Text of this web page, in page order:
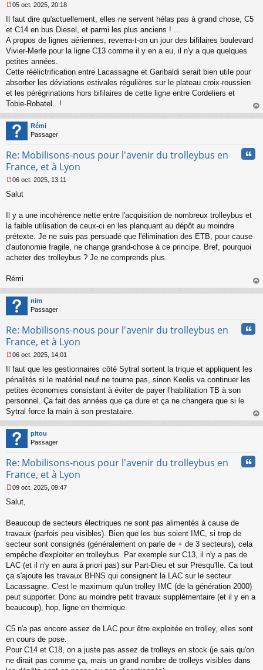
u
e
s
s
a
g
e
n
o
n
u
05 oct. 2025, 20:18
Il faut dire qu'actuellement, elles ne servent hélas pas à grand chose, C5
et C14 en bus Diesel, et parmi les plus anciens ! ...
A propos de lignes aériennes, reverra-t-on un jour des bifilaires boulevard
Vivier-Merle pour la ligne C13 comme il y en a eu, il n'y a que quelques
petites années.
Cette réélictrification entre Lacassagne et Garibaldi serait bien utile pour
absorber les déviations estivales régulières sur le plateau croix-roussien
et les pérégrinations hors bifilaires de cette ligne entre Cordeliers et
Tobie-Robatel.. !
au
Rémi
Passager
Re: Mobilisons-nous pour l'avenir du trolleybus en
France, et à Lyon
e
s
a
g
e
n
o
l
u
06 oct. 2025, 13:11
Salut
Il y a une incohérence nette entre l'acquisition de nombreux trolleybus et
la faible utilisation de ceux-ci en les planquant au dépôt au moindre
prétexte. Je ne suis pas persuadé que l'élimination des ETB, pour cause
d'autonomie fragile, ne change grand-chose à ce principe. Bref, pourquoi
acheter des trolleybus ? Je ne comprends plus.
Rémi
au
nim
Passager
Re: Mobilisons-nous pour l'avenir du trolleybus en
France, et à Lyon
e
s
s
g
e
n
o
n
l
06 oct. 2025, 14:01
Il faut que les gestionnaires côté Sytral sortent la trique et appliquent les
pénalités si le matériel neuf ne tourne pas, sinon Keolis va continuer les
petites économies consistant à éviter de payer l’habilitation TB à son
personnel. Ça fait des années que ça dure et ça ne changera que si le
Sytral force la main à son prestataire.
au
pitou
Passager
Re: Mobilisons-nous pour l'avenir du trolleybus en
France, et à Lyon
e
s
g
e
n
o
n
u
09 oct. 2025, 09:47
Salut,
Beaucoup de secteurs électriques ne sont pas alimentés à cause de
travaux (parfois peu visibles). Bien que les bus soient IMC, si trop de
secteur sont consignés (généralement on parle de + de 3 secteurs), cela
empêche d'exploiter en trolleybus. Par exemple sur C13, il n'y a pas de
LAC (et il n'y en aura à priori pas) sur Part-Dieu et sur Presqu'Ile. Ca tout
ça s'ajoute les travaux BHNS qui consignent la LAC sur le secteur
Lacassagne. C'est le maximum qu'un trolley IMC (de la génération 2000)
peut supporter. Donc au moindre petit travaux supplémentaire (et il y en a
beaucoup), hop, ligne en thermique.
C5 n'a pas encore assez de LAC pour être exploitée en trolley, elles sont
en cours de pose.
Pour C14 et C18, on a juste pas assez de trolleys en stock (je sais qu'on
ne dirait pas comme ça, mais un grand nombre de trolleys visibles dans